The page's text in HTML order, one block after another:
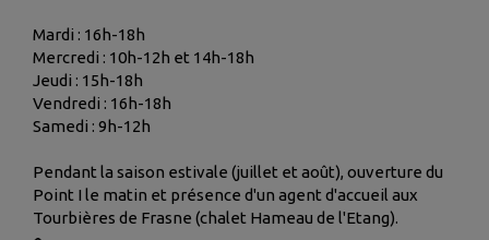
Mardi : 16h-18h
Mercredi : 10h-12h et 14h-18h
Jeudi : 15h-18h
Vendredi : 16h-18h
Samedi : 9h-12h
Pendant la saison estivale (juillet et août), ouverture du
Point I le matin et présence d'un agent d'accueil aux
Tourbières de Frasne (chalet Hameau de l'Etang).